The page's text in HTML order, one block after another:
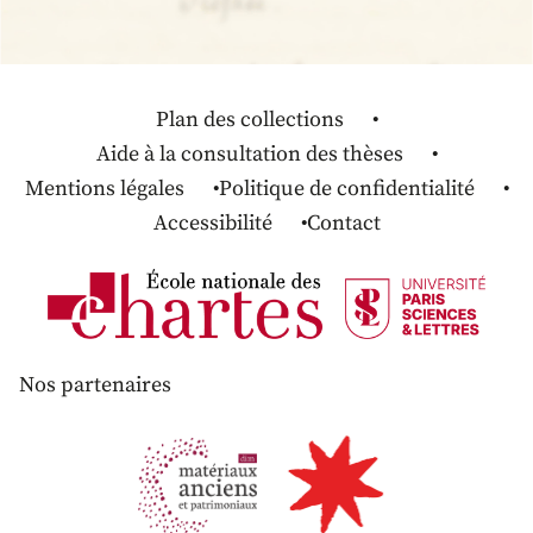
Plan des collections
Aide à la consultation des thèses
Mentions légales
Politique de confidentialité
Accessibilité
Contact
Nos partenaires